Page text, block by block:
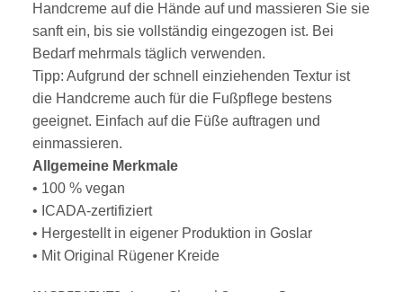
Handcreme auf die Hände auf und massieren Sie sie
sanft ein, bis sie vollständig eingezogen ist. Bei
Bedarf mehrmals täglich verwenden.
Tipp: Aufgrund der schnell einziehenden Textur ist
die Handcreme auch für die Fußpflege bestens
geeignet. Einfach auf die Füße auftragen und
einmassieren.
Allgemeine Merkmale
• 100 % vegan
• ICADA-zertifiziert
• Hergestellt in eigener Produktion in Goslar
• Mit Original Rügener Kreide